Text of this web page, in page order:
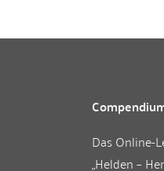
Das Online-
„Helden –